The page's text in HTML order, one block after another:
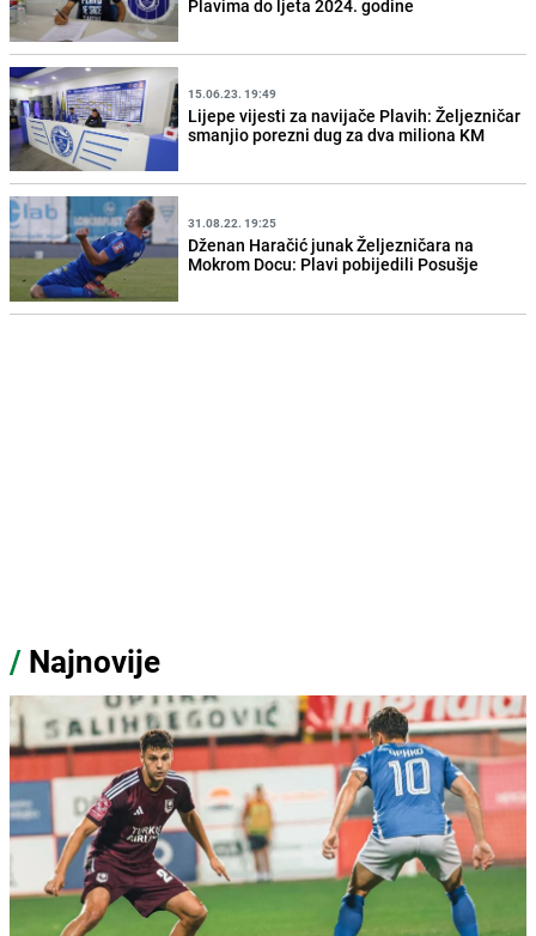
Plavima do ljeta 2024. godine
15.06.23. 19:49
Lijepe vijesti za navijače Plavih: Željezničar
smanjio porezni dug za dva miliona KM
31.08.22. 19:25
Dženan Haračić junak Željezničara na
Mokrom Docu: Plavi pobijedili Posušje
/ Najnovije